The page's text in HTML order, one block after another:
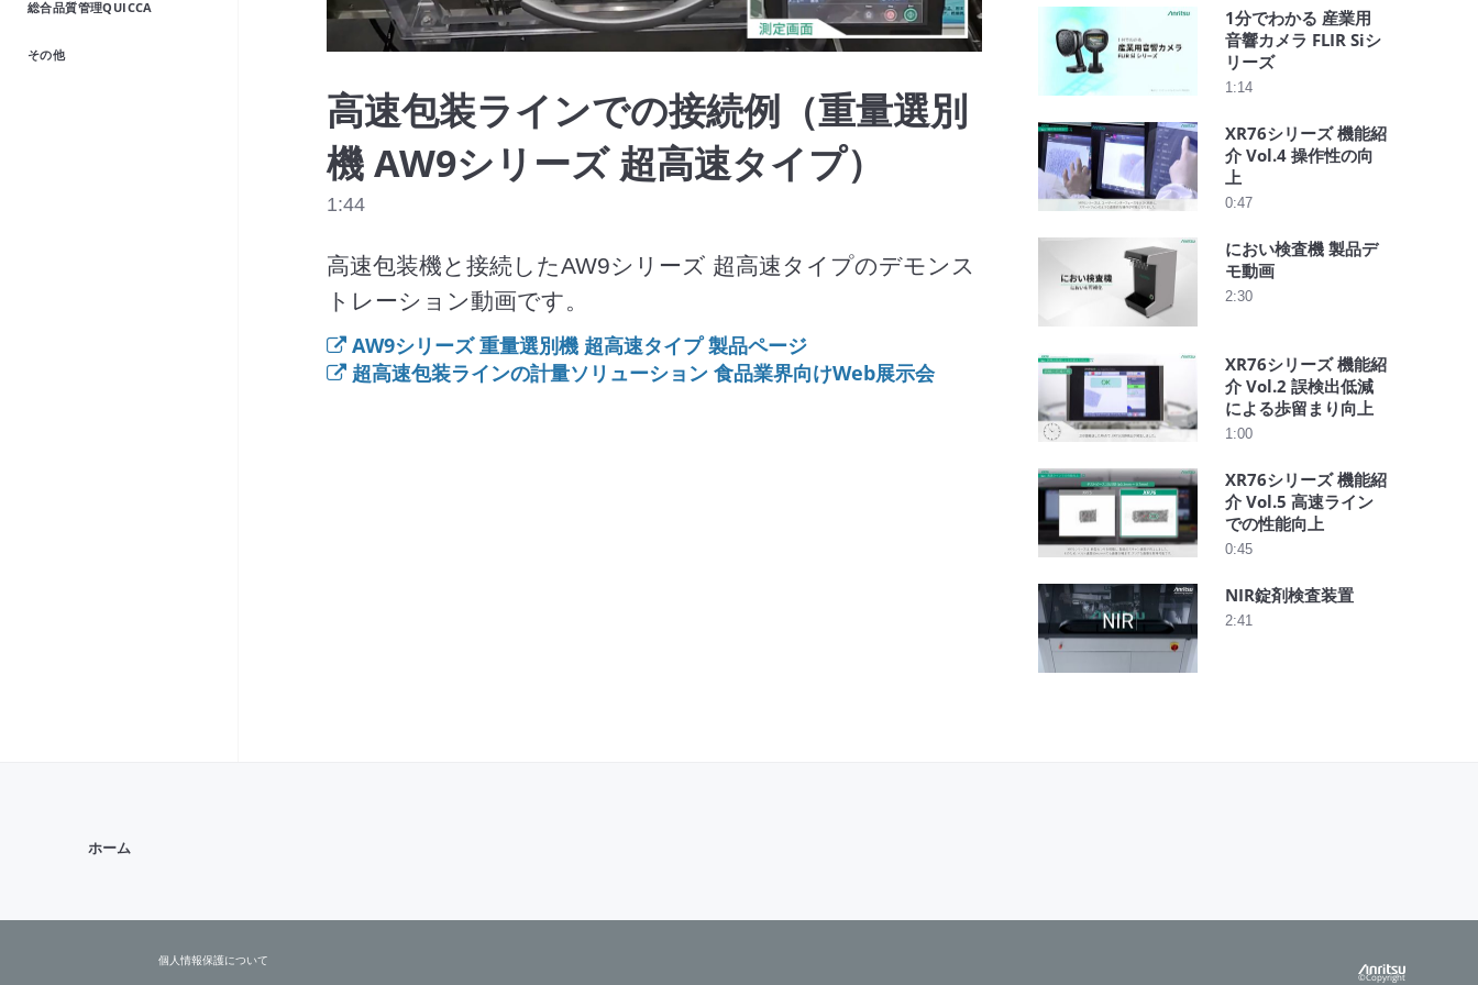
総合品質管理QUICCA
その他 Video
高速包装ラインでの接続例（重量選別
機 AW9シリーズ 超高速タイプ）
1:44
高速包装機と接続したAW9シリーズ 超高速タイプのデモンス
トレーション動画です。
AW9シリーズ 重量選別機 超高速タイプ 製品ページ
超高速包装ラインの計量ソリューション 食品業界向けWeb展示会
1分でわかる 産業用
音響カメラ FLIR Siシ
リーズ
1:14
XR76シリーズ 機能紹
介 Vol.4 操作性の向
上
0:47
におい検査機 製品デ
モ動画
2:30
XR76シリーズ 機能紹
介 Vol.2 誤検出低減
による歩留まり向上
1:00
XR76シリーズ 機能紹
介 Vol.5 高速ライン
での性能向上
0:45
NIR錠剤検査装置
2:41
ホーム
個人情報保護について
©Copyright